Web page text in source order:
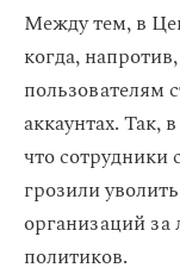
Между тем, в
когда,
пользователям
аккаунтах. Так,
что сотрудники
грозили
организаций
политиков.